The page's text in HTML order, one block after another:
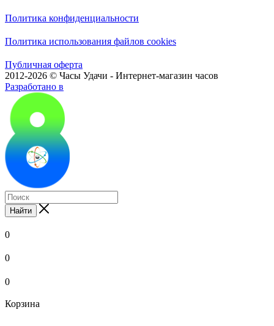
Политика конфиденциальности
Политика использования файлов cookies
Публичная оферта
2012-2026 © Часы Удачи - Интернет-магазин часов
Разработано в
Найти
0
0
0
Корзина